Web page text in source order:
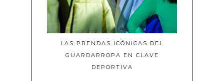
LAS PRENDAS ICÓNICAS DEL
GUARDARROPA EN CLAVE
DEPORTIVA